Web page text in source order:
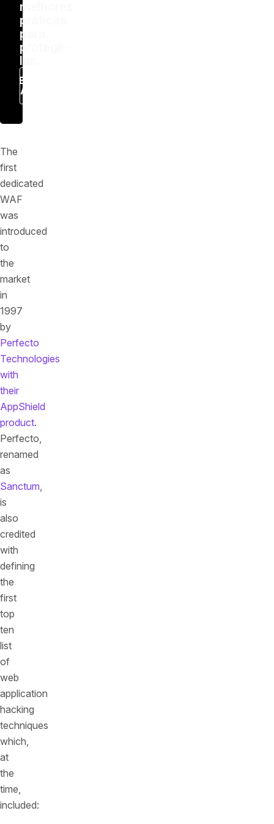
melhores
práticas
para
protegê-
las.
Baixar
Agora
The
first
dedicated
WAF
was
introduced
to
the
market
in
1997
by
Perfecto
Technologies
with
their
AppShield
product.
Perfecto,
renamed
as
Sanctum,
is
also
credited
with
defining
the
first
top
ten
list
of
web
application
hacking
techniques
which,
at
the
time,
included: